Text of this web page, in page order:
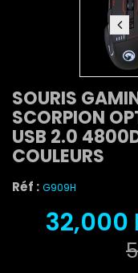
SOURIS
SCORPION
USB 2.0
COULEURS
Réf : G909H
32,000